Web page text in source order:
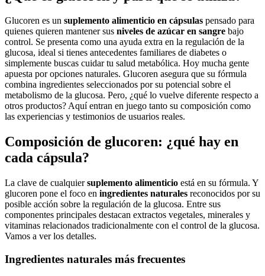
Glucoren es un suplemento alimenticio en cápsulas pensado para
quienes quieren mantener sus niveles de azúcar en sangre bajo
control. Se presenta como una ayuda extra en la regulación de la
glucosa, ideal si tienes antecedentes familiares de diabetes o
simplemente buscas cuidar tu salud metabólica. Hoy mucha gente
apuesta por opciones naturales. Glucoren asegura que su fórmula
combina ingredientes seleccionados por su potencial sobre el
metabolismo de la glucosa. Pero, ¿qué lo vuelve diferente respecto a
otros productos? Aquí entran en juego tanto su composición como
las experiencias y testimonios de usuarios reales.
Composición de glucoren: ¿qué hay en
cada cápsula?
La clave de cualquiersuplemento alimenticio está en su fórmula. Y
glucoren pone el foco en ingredientes naturales reconocidos por su
posible acción sobre la regulación de la glucosa. Entre sus
componentes principales destacan extractos vegetales, minerales y
vitaminas relacionados tradicionalmente con el control de la glucosa.
Vamos a ver los detalles.
Ingredientes naturales más frecuentes